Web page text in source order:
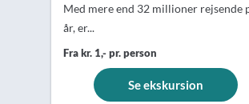
Med mere end 32 millioner rejsende
år, er...
Fra kr. 1,- pr. person
Se ekskursion